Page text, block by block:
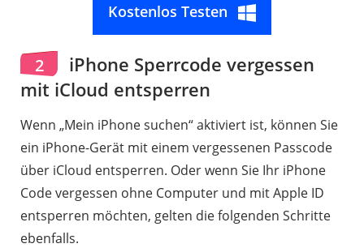
Kostenlos Testen
2
iPhone Sperrcode vergessen
mit iCloud entsperren
Wenn „Mein iPhone suchen“ aktiviert ist, können Sie
ein iPhone-Gerät mit einem vergessenen Passcode
über iCloud entsperren. Oder wenn Sie Ihr iPhone
Code vergessen ohne Computer und mit Apple ID
entsperren möchten, gelten die folgenden Schritte
ebenfalls.